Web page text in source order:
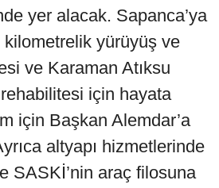
yer alacak. Sapanca’ya
kilometrelik yürüyüş ve
ve Karaman Atıksu
için hayata
için Başkan Alemdar’a
altyapı hizmetlerinde
SASKİ’nin araç filosuna